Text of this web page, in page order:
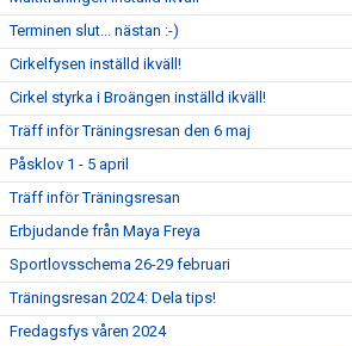
Terminen slut... nästan :-)
Cirkelfysen inställd ikväll!
Cirkel styrka i Broängen inställd ikväll!
Träff inför Träningsresan den 6 maj
Påsklov 1 - 5 april
Träff inför Träningsresan
Erbjudande från Maya Freya
Sportlovsschema 26-29 februari
Träningsresan 2024: Dela tips!
Fredagsfys våren 2024